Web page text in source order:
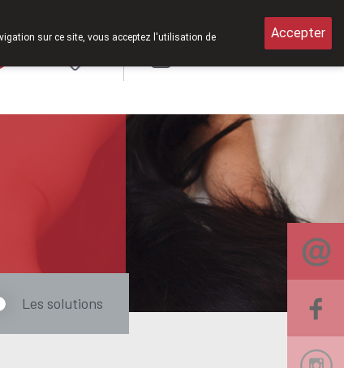
Les solutions
sur ce site, vous acceptez l'utilisation de
Accepter